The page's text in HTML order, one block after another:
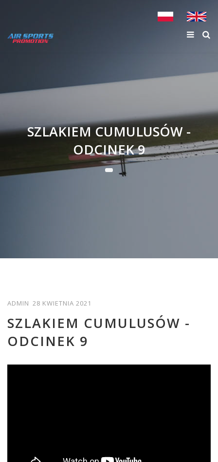
SZLAKIEM CUMULUSÓW -
ODCINEK 9
ADMIN 28 KWIETNIA 2021
SZLAKIEM CUMULUSÓW -
ODCINEK 9